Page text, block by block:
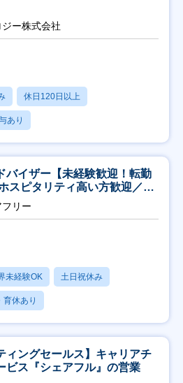
ー株式会社
休日120日以上
あり
バイザー【未経験歓迎！転勤
スピタリティ高い方歓迎／土
リー
未経験OK 土日祝休み
育休あり
ングセールス】キャリアチ
ビス『シェアフル』の営業